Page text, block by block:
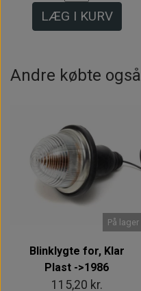
LÆG I KURV
Andre købte også
På lager
Blinklygte for, Klar
Plast ->1986
115,20 kr.